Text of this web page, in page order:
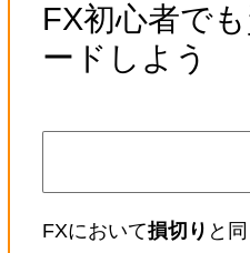
FX初心者で
ードしよう
FXにおいて損切り と